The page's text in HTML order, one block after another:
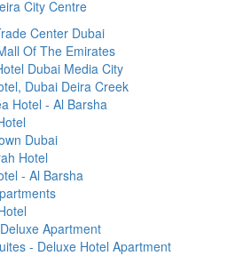
City Centre
Center Dubai
Of The Emirates
Dubai Media City
Dubai Deira Creek
Hotel - Al Barsha
Dubai
Hotel
- Al Barsha
Apartment
- Deluxe Hotel Apartment